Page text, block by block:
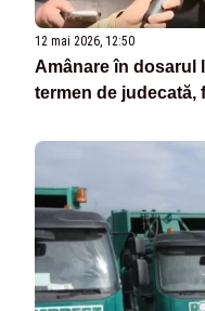
12 mai 2026, 12:50
Amânare în dosarul
termen de judecată,